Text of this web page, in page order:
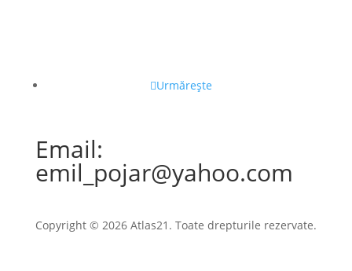
Urmărește
Email:
emil_pojar@yahoo.com
Copyright © 2026 Atlas21. Toate drepturile rezervate.